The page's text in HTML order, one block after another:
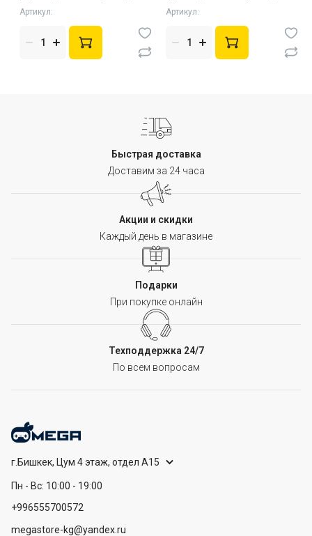
White, Silent)
Артикул:
Black, Silent)
Артикул:
Быстрая доставка
Доставим за 24 часа
Акции и скидки
Каждый день в магазине
Подарки
При покупке онлайн
Техподдержка 24/7
По всем вопросам
г.Бишкек, Цум 4 этаж, отдел А15
Пн - Вс: 10:00 - 19:00
+996555700572
megastore-kg@yandex.ru